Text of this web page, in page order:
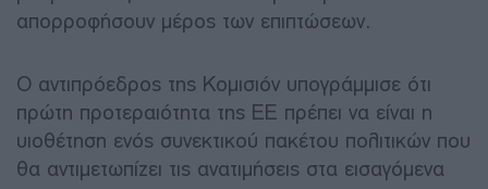
απορροφήσουν μέρος των επιπτώσεων.
Ο αντιπρόεδρος της Κομισιόν υπογράμμισε ότι
πρώτη προτεραιότητα της ΕΕ πρέπει να είναι η
υιοθέτηση ενός συνεκτικού πακέτου πολιτικών που
θα αντιμετωπίζει τις ανατιμήσεις στα εισαγόμενα